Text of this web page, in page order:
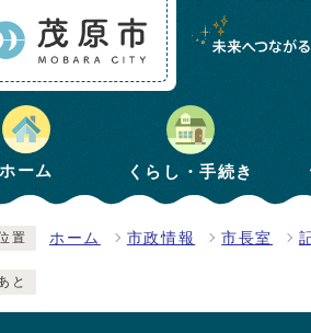
ホーム くらし・手続き
置 ホーム 市政情報 市長室
と